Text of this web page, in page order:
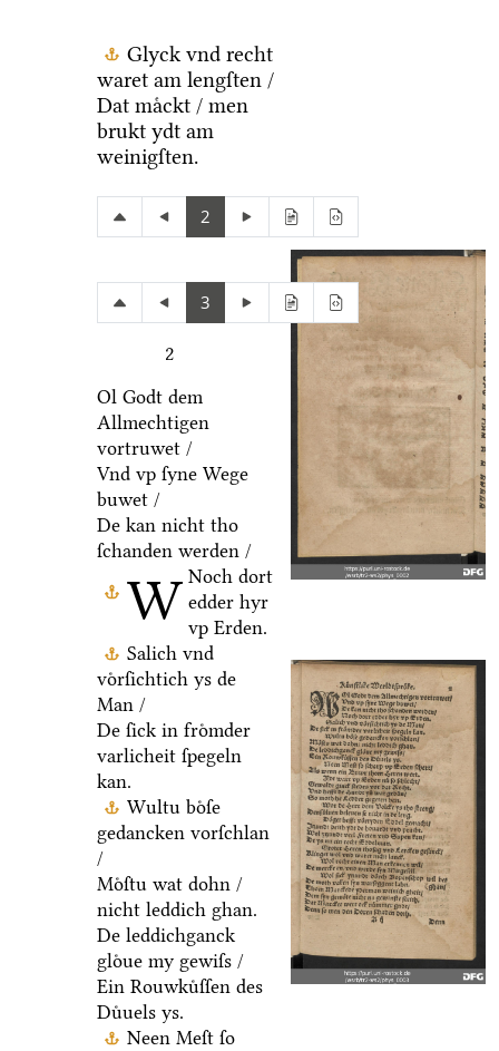
Glyck vnd recht
waret am lengſten /
Dat maͤckt / men
brukt ydt am
weinigſten.
2
3
2
W
Ol Godt dem
Allmechtigen
vortruwet /
Vnd vp ſyne Wege
buwet /
De kan nicht tho
ſchanden werden /
Noch dort
edder hyr
vp Erden.
Salich vnd
voͤrſichtich ys de
Man /
De ſick in froͤmder
varlicheit ſpegeln
kan.
Wultu boͤſe
gedancken vorſchlan
/
Moͤſtu wat dohn /
nicht leddich ghan.
De leddichganck
gloͤue my gewiſs /
Ein Rouwkuͤſſen des
Duͤuels ys.
Neen Meſt ſo